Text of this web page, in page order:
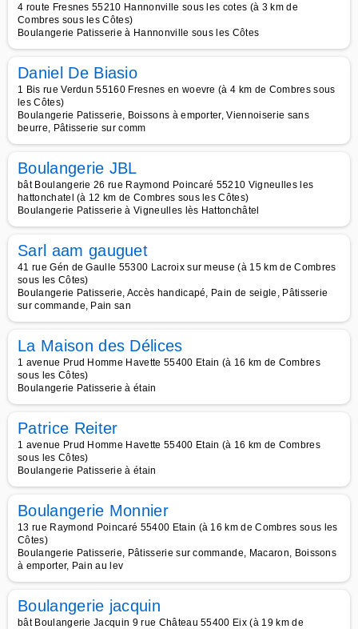
4 route Fresnes 55210 Hannonville sous les cotes (à 3 km de
Combres sous les Côtes)
Boulangerie Patisserie à Hannonville sous les Côtes
Daniel De Biasio
1 Bis rue Verdun 55160 Fresnes en woevre (à 4 km de Combres sous
les Côtes)
Boulangerie Patisserie, Boissons à emporter, Viennoiserie sans
beurre, Pâtisserie sur comm
Boulangerie JBL
bât Boulangerie 26 rue Raymond Poincaré 55210 Vigneulles les
hattonchatel (à 12 km de Combres sous les Côtes)
Boulangerie Patisserie à Vigneulles lès Hattonchâtel
Sarl aam gauguet
41 rue Gén de Gaulle 55300 Lacroix sur meuse (à 15 km de Combres
sous les Côtes)
Boulangerie Patisserie, Accès handicapé, Pain de seigle, Pâtisserie
sur commande, Pain san
La Maison des Délices
1 avenue Prud Homme Havette 55400 Etain (à 16 km de Combres
sous les Côtes)
Boulangerie Patisserie à étain
Patrice Reiter
1 avenue Prud Homme Havette 55400 Etain (à 16 km de Combres
sous les Côtes)
Boulangerie Patisserie à étain
Boulangerie Monnier
13 rue Raymond Poincaré 55400 Etain (à 16 km de Combres sous les
Côtes)
Boulangerie Patisserie, Pâtisserie sur commande, Macaron, Boissons
à emporter, Pain au lev
Boulangerie jacquin
bât Boulangerie Jacquin 9 rue Château 55400 Eix (à 19 km de